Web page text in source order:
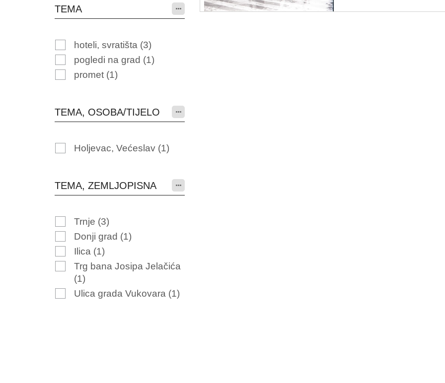
TEMA
hoteli, svratišta (3)
pogledi na grad (1)
promet (1)
TEMA, OSOBA/TIJELO
Holjevac, Većeslav (1)
TEMA, ZEMLJOPISNA
Trnje (3)
Donji grad (1)
Ilica (1)
Trg bana Josipa Jelačića
(1)
Ulica grada Vukovara (1)